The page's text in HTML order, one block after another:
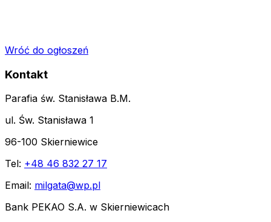
Wróć do ogłoszeń
Kontakt
Parafia św. Stanisława B.M.
ul. Św. Stanisława 1
96-100 Skierniewice
Tel: +48 46 832 27 17
Email: milgata@wp.pl
Bank PEKAO S.A. w Skierniewicach